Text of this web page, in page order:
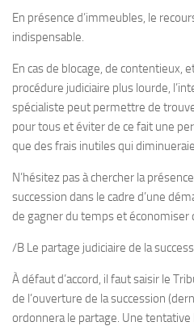
En présence d’immeubles, le
indispensable.
En cas de blocage, de contentieux,
procédure judiciaire plus lourde,
spécialiste peut permettre de
pour tous et éviter de ce fait une
que des frais inutiles qui
N’hésitez pas à chercher la
succession dans le cadre d’une
de gagner du temps et économiser
/B Le partage judiciaire de la
À défaut d’accord, il faut saisir le
de l’ouverture de la succession
ordonnera le partage. Une